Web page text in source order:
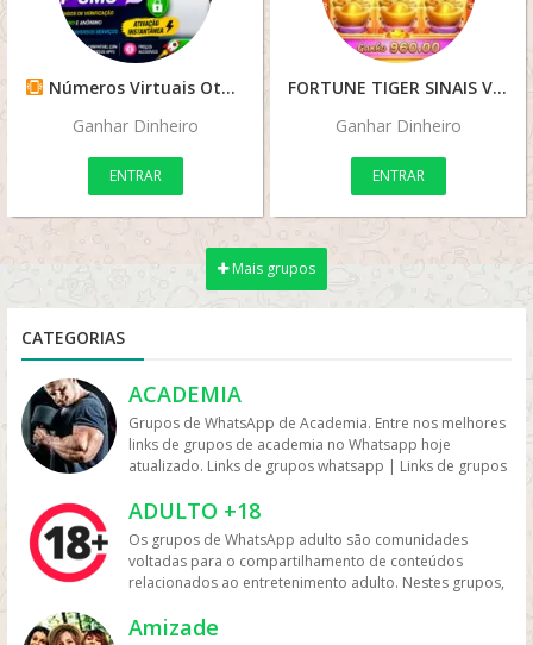
Números Virtuais Otp Sms
Ganhar Dinheiro
ENTRAR
FORTUNE TIGER SINAIS VIP 24 Horas -FORTUNE TIGER GRUPO DE SINAIS
Ganhar Dinheiro
ENTRAR
Mais grupos
CATEGORIAS
ACADEMIA
Grupos de WhatsApp de Academia. Entre nos melhores
links de grupos de academia no Whatsapp hoje
atualizado. Links de grupos whatsapp | Links de grupos
de Whatsapp – Link Grupo Whatsapp. Só os melhores
links de grupos do Whatsapp entre agora porque os
links podem expirar. Mas antes compartilhe os grupos
na redes sociais. Conheça os grupos na rede sociais
whatsapp e converse com pessoas porque é tudo de
bom. Interaja com pessoas do brasil inteiro e também
de fora do brasil. Em grupos de whatsapp, entre em
ADULTO +18
Os grupos de WhatsApp adulto são comunidades
voltadas para o compartilhamento de conteúdos
relacionados ao entretenimento adulto. Nestes grupos,
discutir temas como sensualidade, relacionamento e
Amizade